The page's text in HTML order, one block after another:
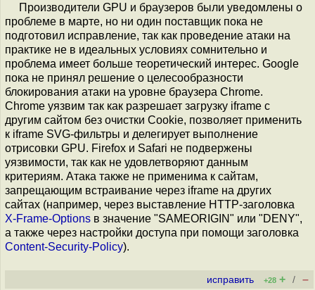
Производители GPU и браузеров были уведомлены о
проблеме в марте, но ни один поставщик пока не
подготовил исправление, так как проведение атаки на
практике не в идеальных условиях сомнительно и
проблема имеет больше теоретический интерес. Google
пока не принял решение о целесообразности
блокирования атаки на уровне браузера Chrome.
Chrome уязвим так как разрешает загрузку iframe с
другим сайтом без очистки Cookie, позволяет применить
к iframe SVG-фильтры и делегирует выполнение
отрисовки GPU. Firefox и Safari не подвержены
уязвимости, так как не удовлетворяют данным
критериям. Атака также не применима к сайтам,
запрещающим встраивание через iframe на других
сайтах (например, через выставление HTTP-заголовка
X-Frame-Options в значение "SAMEORIGIN" или "DENY",
а также через настройки доступа при помощи заголовка
Content-Security-Policy).
исправить +28 + / –